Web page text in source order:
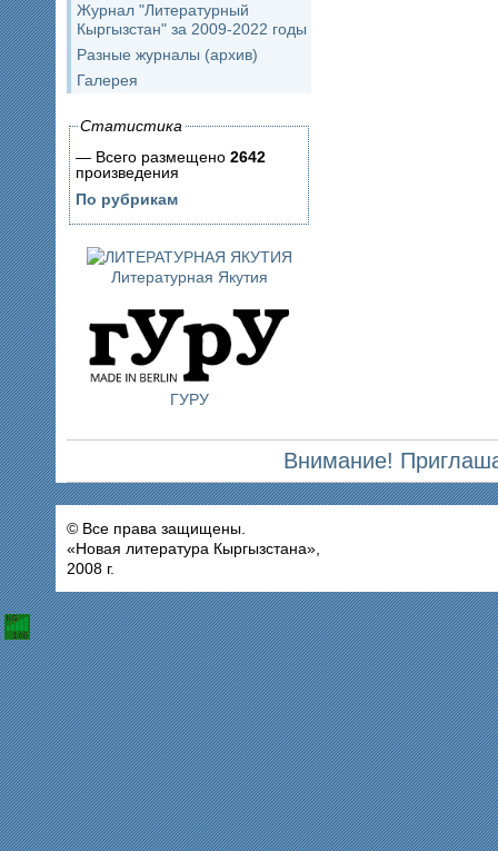
Журнал "Литературный
Кыргызстан" за 2009-2022 годы
Разные журналы (архив)
Галерея
Статистика
— Всего размещено 2642
произведения
По рубрикам
Литературная Якутия
ГУРУ
Внимание!
© Все права защищены.
«Новая литература Кыргызстана»,
2008 г.